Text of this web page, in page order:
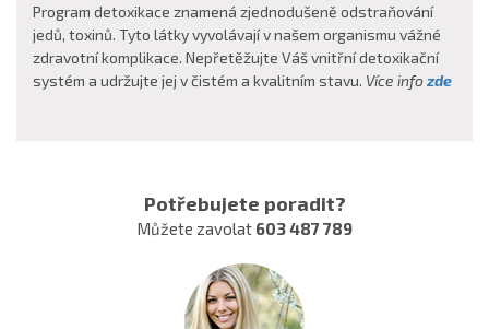
Program detoxikace znamená zjednodušeně odstraňování
jedů, toxinů. Tyto látky vyvolávají v našem organismu vážné
zdravotní komplikace. Nepřetěžujte Váš vnitřní detoxikační
systém a udržujte jej v čistém a kvalitním stavu. Více info zde
Potřebujete poradit?
Můžete zavolat 603 487 789